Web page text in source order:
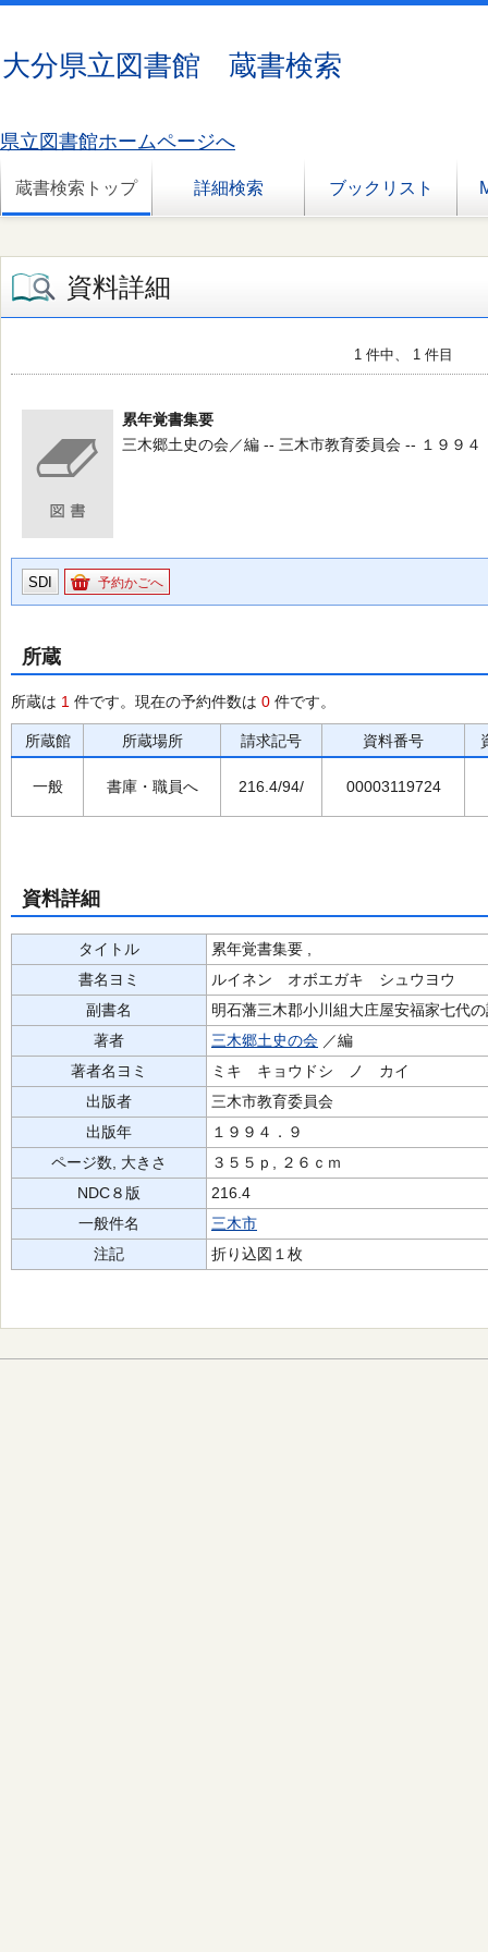
大分県立図書館 蔵書検索
県立図書館ホームページへ
蔵書検索トップ 詳細検索 ブックリスト
資料詳細
1 件中、 1 件目
累年覚書集要
三木郷土史の会／編 -- 三木市教育委員会 -- １９９４
SDI 予約かごへ
所蔵
所蔵は 1 件です。現在の予約件数は 0 件です。
所蔵館 所蔵場所 請求記号 資料番号
一般 書庫・職員へ 216.4/94/ 00003119724
資料詳細
タイトル
累年覚書集要 ,
書名ヨミ
ルイネン オボエガキ シュウヨウ
副書名
明石藩三木郡小川組大庄屋安福家七代
著者
三木郷土史の会 ／編
著者名ヨミ
ミキ キョウドシ ノ カイ
出版者
三木市教育委員会
出版年
１９９４．９
ページ数, 大きさ
３５５ｐ, ２６ｃｍ
NDC８版
216.4
一般件名
三木市
注記
折り込図１枚